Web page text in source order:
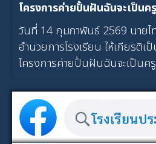
โครงการค่ายปั้นฝันฉันจะเป็นค
วันที่ 14 กุมภาพันธ์ 2569 นาย
อำนวยการโรงเรียน ให้เกียรติเ
โครงการค่ายปั้นฝันฉันจะเป็นค